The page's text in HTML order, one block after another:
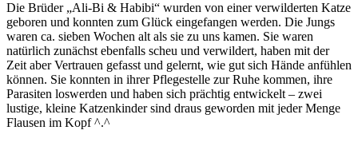
Die Brüder „Ali-Bi & Habibi“ wurden von einer verwilderten Katze
geboren und konnten zum Glück eingefangen werden. Die Jungs
waren ca. sieben Wochen alt als sie zu uns kamen. Sie waren
natürlich zunächst ebenfalls scheu und verwildert, haben mit der
Zeit aber Vertrauen gefasst und gelernt, wie gut sich Hände anfühlen
können. Sie konnten in ihrer Pflegestelle zur Ruhe kommen, ihre
Parasiten loswerden und haben sich prächtig entwickelt – zwei
lustige, kleine Katzenkinder sind draus geworden mit jeder Menge
Flausen im Kopf ^.^